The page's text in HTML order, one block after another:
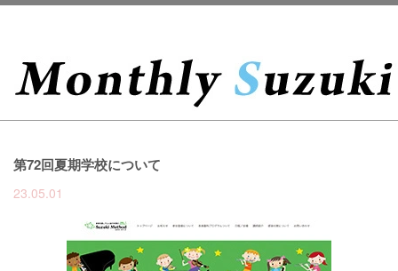
第72回夏期学校について
23.05.01